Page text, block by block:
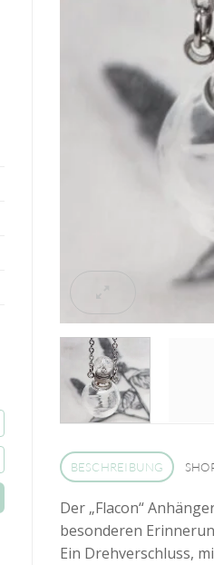
BESCHREIBUNG
Der „Flacon“
besonderen
Ein Drehverschluss,